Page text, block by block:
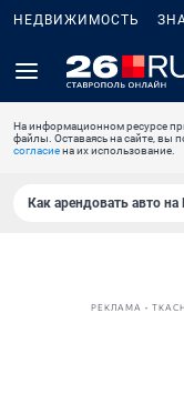
НЕДВИЖИМОСТЬ
На информационном ресурсе
файлы. Оставаясь на сайте, вы
согласиена их использование.
Как арендовать авто
РЕКЛАМА •